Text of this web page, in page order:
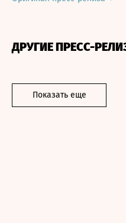
ДРУГИЕ ПРЕСС-
Показать еще